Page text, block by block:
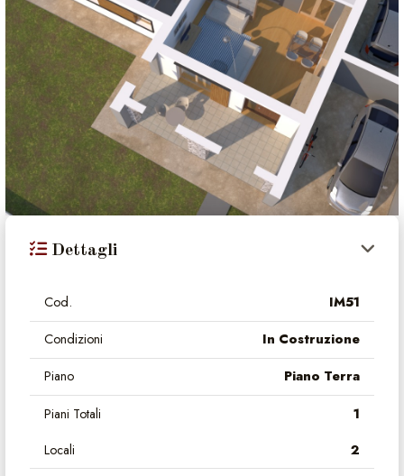
Dettagli
Cod. IM51
Condizioni In Costruzione
Piano Piano Terra
Piani Totali 1
Locali 2